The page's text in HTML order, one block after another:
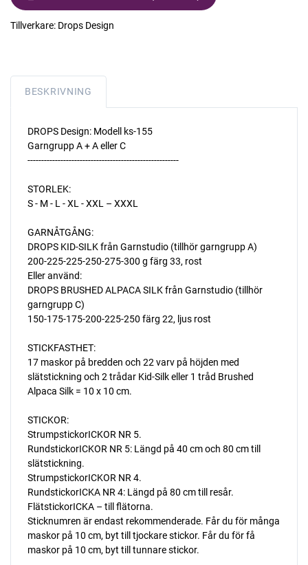
Tillverkare: Drops Design
BESKRIVNING
DROPS Design: Modell ks-155
Garngrupp A + A eller C
-------------------------------------------------------
STORLEK:
S - M - L - XL - XXL – XXXL
GARNÅTGÅNG:
DROPS KID-SILK från Garnstudio (tillhör garngrupp A)
200-225-225-250-275-300 g färg 33, rost
Eller använd:
DROPS BRUSHED ALPACA SILK från Garnstudio (tillhör
garngrupp C)
150-175-175-200-225-250 färg 22, ljus rost
STICKFASTHET:
17 maskor på bredden och 22 varv på höjden med
slätstickning och 2 trådar Kid-Silk eller 1 tråd Brushed
Alpaca Silk = 10 x 10 cm.
STICKOR:
StrumpstickorICKOR NR 5.
RundstickorICKOR NR 5: Längd på 40 cm och 80 cm till
slätstickning.
StrumpstickorICKOR NR 4.
RundstickorICKA NR 4: Längd på 80 cm till resår.
FlätstickorICKA – till flätorna.
Sticknumren är endast rekommenderade. Får du för många
maskor på 10 cm, byt till tjockare stickor. Får du för få
maskor på 10 cm, byt till tunnare stickor.